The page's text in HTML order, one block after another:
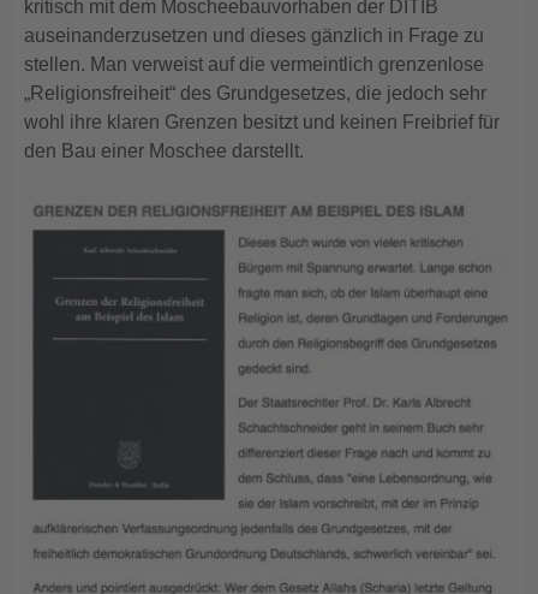
kritisch mit dem Moscheebauvorhaben der DITIB
auseinanderzusetzen und dieses gänzlich in Frage zu
stellen. Man verweist auf die vermeintlich grenzenlose
„Religionsfreiheit“ des Grundgesetzes, die jedoch sehr
wohl ihre klaren Grenzen besitzt und keinen Freibrief für
den Bau einer Moschee darstellt.